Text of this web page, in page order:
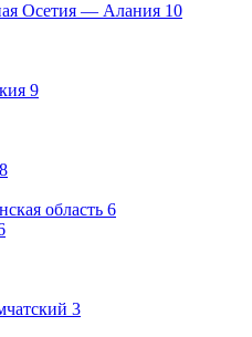
Осетия — Алания 10
9
8
область 6
3